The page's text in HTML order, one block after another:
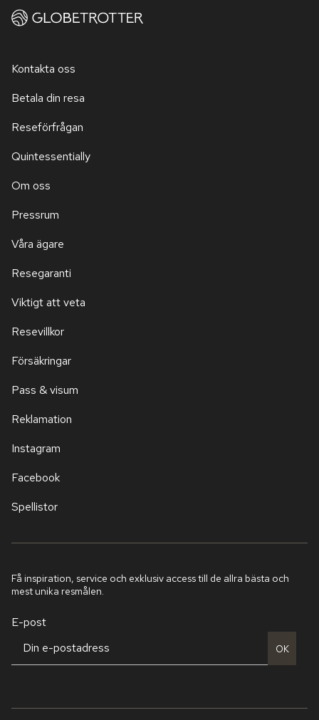
Kontakta oss
Betala din resa
Reseförfrågan
Quintessentially
Om oss
Pressrum
Våra ägare
Resegaranti
Viktigt att veta
Resevillkor
Försäkringar
Pass & visum
Reklamation
Instagram
Facebook
Spellistor
Få inspiration, service och exklusiv access till de allra bästa och
mest unika resmålen.
E-post
OK